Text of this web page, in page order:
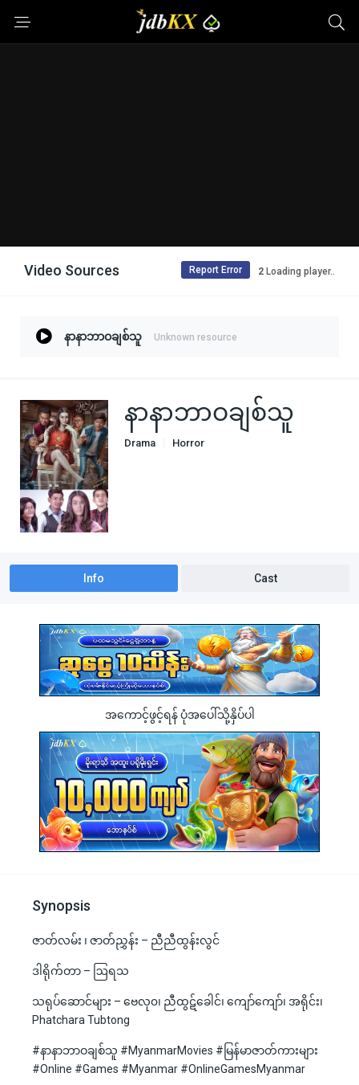
Video Sources 1 Loading player..
Report Error
နာနာဘာဝချစ်သူ Unknown resource
နာနာဘာဝချစ်သူ
Drama Horror
Info Cast
အကောင့်ဖွင့်ရန် ပုံအပေါ်သို့နှိပ်ပါ
Synopsis
ဇာတ်လမ်း ၊ ဇာတ်ညွှန်း – ညီညီထွန်းလွင်
ဒါရိုက်တာ – ဩရသ
သရုပ်ဆောင်များ – ဗေလု၀၊ ညီထွဋ်ခေါင်၊ ကျော်ကျော်၊ အရိုင်း၊
Phatchara Tubtong
#နာနာဘာဝချစ်သူ #MyanmarMovies #မြန်မာဇာတ်ကားများ
#Online #Games #Myanmar #OnlineGamesMyanmar